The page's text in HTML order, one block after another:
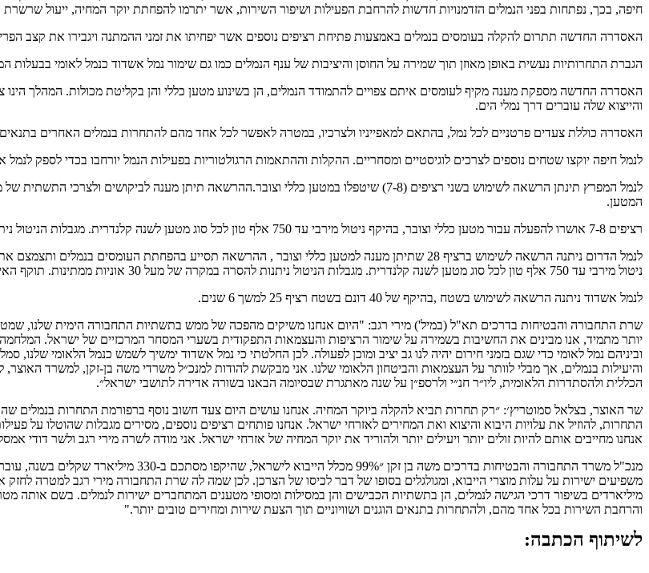
חיפה, בכך, נפתחות בפני הנמלים הזדמנויות חדשות להרחבת הפעילות ושיפור השירות, אשר יתרמו להפחתת יוקר המחיה, ייעול
האסדרה החדשה תתרום להקלה בעומסים בנמלים באמצעות פתיחת רציפים נוספים אשר יפחיתו את זמני ההמתנה ויגבירו את קצב
הגברת התחרותיות נעשית באופן מאוזן תוך שמירה על החוסן והיציבות של ענף הנמלים כמו גם שימור נמל אשדוד כנמל לאומי
והייצוא שלה עוברים דרך נמלי הים.
האסדרה כוללת צעדים פרטניים לכל נמל, בהתאם למאפייניו ולצרכיו, במטרה לאפשר לכל אחד מהם להתחרות בנמלים האחרים בתנאים
לנמל חיפה יוקצו שטחים נוספים לצרכים לוגיסטיים ומסחריים. ההקלות וההתאמות הרגולטוריות בפעילות הנמל יורחבו בכדי לספק
לנמל המפרץ תינתן הרשאה לשימוש בשני רציפים (7-8) שיטפלו במטען כללי וצובר.ההרשאה תיתן מענה
המטען.
רציפים 7-8 אושרו להפעלה עבור מטען כללי וצובר, בהיקף ניטול מירבי עד 750 אלף טון לכל סוג מטען לשנה קלנדרית. מגבלות הניטול ניתנות להסרה במקרה של מעל 30 אוניות ממתינות. האישור ניתן עד לסוף שנת 2031.
ניטול מירבי עד 750 אלף טון לכל סוג מטען לשנה קלנדרית. מגבלות הניטול ניתנות להסרה במקרה של מעל 30 אוניות ממתינות. תוקף האישור עד סוף שנת 2031.
לנמל אשדוד ניתנה הרשאה לשימוש בשטח ,בהיקף של 40 דונם בשטח רציף 25 למשך 6 שנים.
שרת התחבורה והבטיחות בדרכים תא"ל (במיל') מירי רגב: "היום אנחנו משיקים מהפכה של ממש בתשתיות התחבורה הימית שלנו,
יותר מתמיד, אנו מבינים את החשיבות בשמירה על שימור הרציפות והעצמאות התפקודית בשערי המסחר המרכזיים של ישראל.
וביניהם נמל לאומי כדי שגם בזמני חירום יהיה לנו גב יציב ומוכן לפעולה. לכן החלטתי כי נמל אשדוד ימשיך לשמש כנמל הלאומי
והיעילות בנמלים, אך מבלי לוותר על העצמאות והביטחון הלאומי שלנו. אני מבקשת להודות למנכ״ל משרדי משה בן-זקן, למשרד האוצר,
הכללית ולהסתדרות הלאומית, ליו״ר חנ״י ולרספ״ן על שנה מאתגרת שבסיומה הבאנו בשורה אדירה לתושבי ישראל״.
שר האוצר, בצלאל סמוטריץ׳: ״רק תחרות תביא להקלה ביוקר המחיה. אנחנו עושים היום צעד חשוב נוסף ברפורמת התחרות בנמלים
התחרות, להוזיל את עלויות היבוא והיצוא ואת המחירים לאזרחי ישראל. אנחנו פותחים רציפים נוספים, מסירים מגבלות שהוטלו על
אנחנו מחייבים אותם להיות זולים יותר ויעילים יותר ולהוריד את יוקר המחיה של אזרחי ישראל. אני מודה לשרה מירי רגב ולשר דודי
מנכ"ל משרד התחבורה והבטיחות בדרכים משה בן זקן
משפיעים ישירות על עלות מוצרי הייבוא, ומגולגלים בסופו של דבר לכיסו של הצרכן. לכן שמה לה שרת התחבורה מירי רגב למטרה
מיליארדים בשיפור דרכי הגישה לנמלים, הן בתשתיות הכבישים והן במסילות ומסופי מטענים המתחברים ישירות לנמלים. בשם
והרחבת השירות בכל אחד מהם, ולהתחרות בתנאים הוגנים ושוויוניים תוך הצעת שירות ומחירים טובים יותר."
לשיתוף הכתבה: